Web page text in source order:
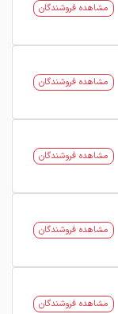
مشاهده فروشندگان
مشاهده فروشندگان
مشاهده فروشندگان
مشاهده فروشندگان
مشاهده فروشندگان